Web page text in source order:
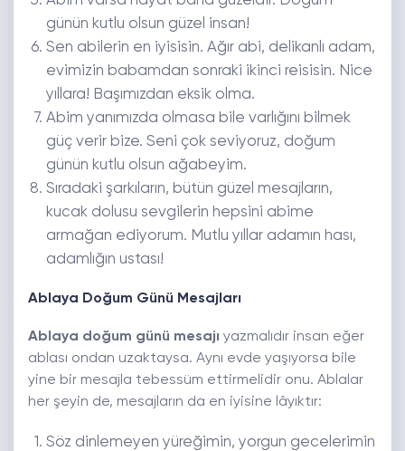
günün kutlu olsun güzel insan!
Sen abilerin en iyisisin. Ağır abi, delikanlı adam,
evimizin babamdan sonraki ikinci reisisin. Nice
yıllara! Başımızdan eksik olma.
Abim yanımızda olmasa bile varlığını bilmek
güç verir bize. Seni çok seviyoruz, doğum
günün kutlu olsun ağabeyim.
Sıradaki şarkıların, bütün güzel mesajların,
kucak dolusu sevgilerin hepsini abime
armağan ediyorum. Mutlu yıllar adamın hası,
adamlığın ustası!
Ablaya Doğum Günü Mesajları
Ablaya doğum günü mesajı yazmalıdır insan eğer
ablası ondan uzaktaysa. Aynı evde yaşıyorsa bile
yine bir mesajla tebessüm ettirmelidir onu. Ablalar
her şeyin de, mesajların da en iyisine lâyıktır:
Söz dinlemeyen yüreğimin, yorgun gecelerimin